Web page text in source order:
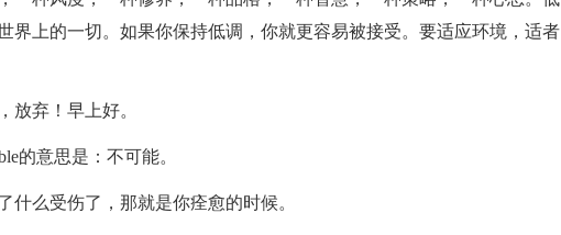
界上的一切。如果你保持低调，你就更容易被接受。要适应环境，适者
弃！早上好。
的意思是：不可能。
么受伤了，那就是你痊愈的时候。